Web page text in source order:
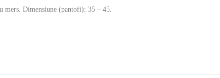
mers. Dimensiune (pantofi): 35 – 45.